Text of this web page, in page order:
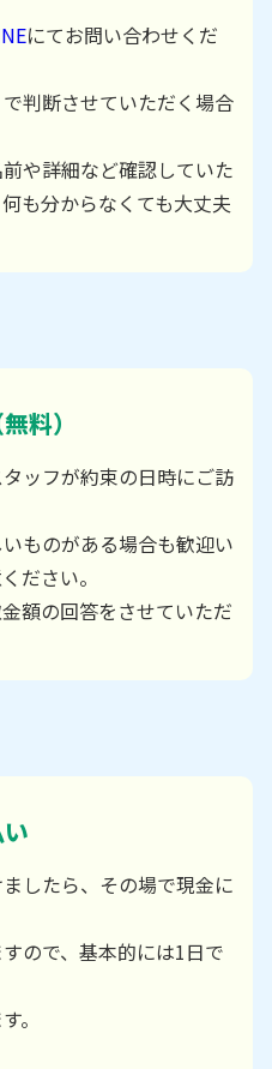
にてお問い合わせくだ
判断させていただく場合
や詳細など確認していた
も分からなくても大丈夫
料）
ッフが約束の日時にご訪
ものがある場合も歓迎い
ださい。
額の回答をさせていただ
したら、その場で現金に
ので、基本的には1日で
。